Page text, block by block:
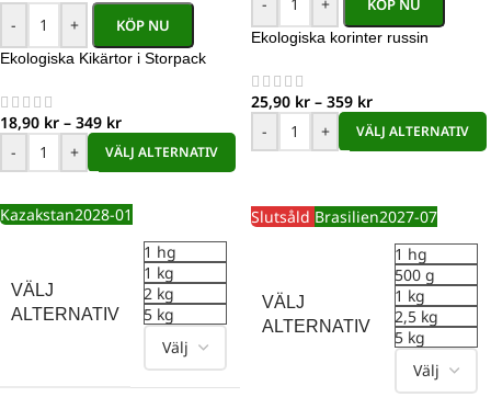
- + KÖP NU
Ekologiska Kikärtor i Storpack
18,90 kr – 349 kr
-
+ VÄLJ ALTERNATIV
KÖP NU
Ekologiska korinter russin
25,90 kr – 359 kr
-
+ VÄLJ ALTERNATIV
Kazakstan2028-01
VÄLJ
ALTERNATIV
1 hg
1 kg
2 kg
5 kg
Slutsåld Brasilien2027-07
VÄLJ
ALTERNATIV
1 hg
500 g
1 kg
2,5 kg
5 kg